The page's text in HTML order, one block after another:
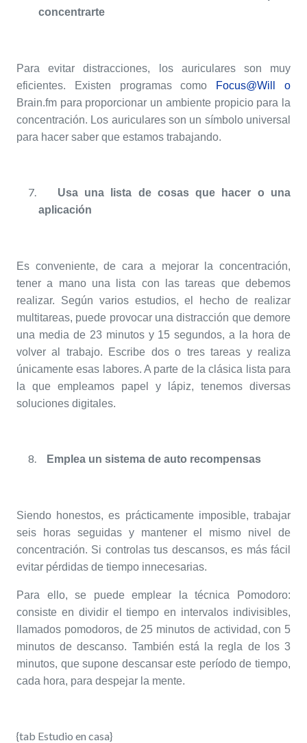
concentrarte
Para evitar distracciones, los auriculares son muy
eficientes. Existen programas como
Focus@Will o
Brain.fm para proporcionar un ambiente propicio para la
concentración. Los auriculares son un símbolo universal
para hacer saber que estamos trabajando.
Usa una lista de cosas que hacer o una
aplicación
Es conveniente, de cara a mejorar la concentración,
tener a mano una lista con las tareas que debemos
realizar. Según varios estudios, el hecho de realizar
multitareas, puede provocar una distracción que demore
una media de 23 minutos y 15 segundos, a la hora de
volver al trabajo. Escribe dos o tres tareas y realiza
únicamente esas labores. A parte de la clásica lista para
la que empleamos papel y lápiz, tenemos diversas
soluciones digitales.
Emplea un sistema de auto recompensas
Siendo honestos, es prácticamente imposible, trabajar
seis horas seguidas y mantener el mismo nivel de
concentración. Si controlas tus descansos, es más fácil
evitar pérdidas de tiempo innecesarias.
Para ello, se puede emplear la técnica Pomodoro:
consiste en dividir el tiempo en intervalos indivisibles,
llamados pomodoros, de 25 minutos de actividad, con 5
minutos de descanso. También está la regla de los 3
minutos, que supone descansar este período de tiempo,
cada hora, para despejar la mente.
{tab Estudio en casa}